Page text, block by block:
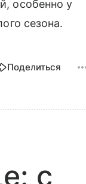
особенно у
сезона.
Поделиться
с